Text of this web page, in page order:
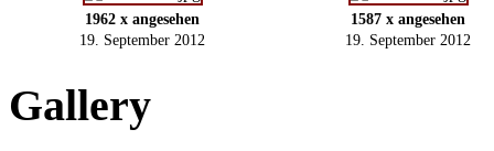
1962 x angesehen
19. September 2012
1587 x angesehen
19. September 2012
Gallery